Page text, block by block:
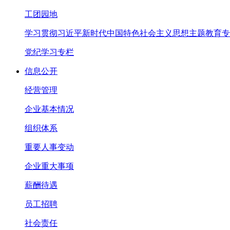
工团园地
学习贯彻习近平新时代中国特色社会主义思想主题教育
党纪学习专栏
信息公开
经营管理
企业基本情况
组织体系
重要人事变动
企业重大事项
薪酬待遇
员工招聘
社会责任